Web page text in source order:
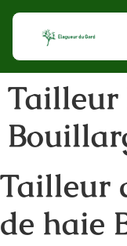
Tailleur
Tailleur
de haie